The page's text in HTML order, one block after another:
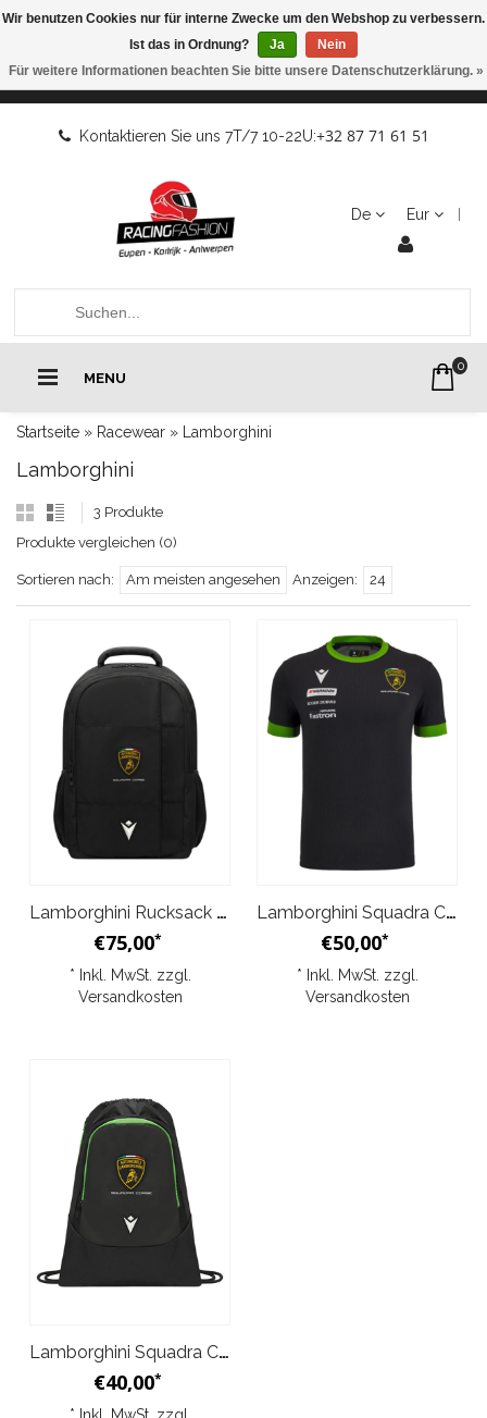
Kontaktieren Sie uns 7T/7 10-22U:+32 87 71 61 51
De Eur
MENU
0
Startseite » Racewear » Lamborghini
Lamborghini
3 Produkte
Produkte vergleichen (0)
Sortieren nach: Am meisten angesehen Anzeigen: 24
Lamborghini Rucksack Schwarz
€75,00*
* Inkl. MwSt. zzgl.
Versandkosten
Lamborghini Squadra Corse Replica Man T-shirt 2025 Schwarz/Grün
€50,00*
* Inkl. MwSt. zzgl.
Versandkosten
Lamborghini Squadra Corse Replica BackPack
€40,00*
Wir benutzen Cookies nur für interne Zwecke um den Webshop zu verbessern.
Ist das in Ordnung?
Ja
Nein
Für weitere Informationen beachten Sie bitte unsere Datenschutzerklärung. »